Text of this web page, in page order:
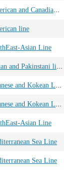
American and Canadian line
line
Asian Line
Indian and Pakinstani line
Japanese and Kokean Line
Japanese and Kokean Line
Asian Line
Sea Line
Sea Line